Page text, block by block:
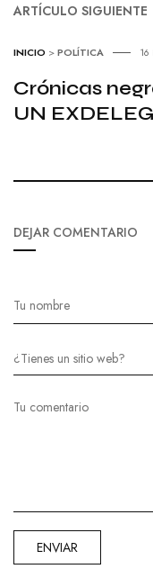
ARTÍCULO SIGUIENTE
INICIO >POLÍTICA 16
Crónicas
UN
DEJAR COMENTARIO